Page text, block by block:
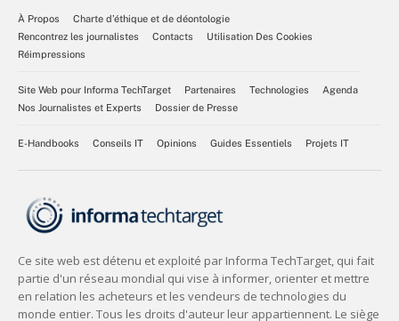
À Propos
Charte d’éthique et de déontologie
Rencontrez les journalistes
Contacts
Utilisation Des Cookies
Réimpressions
Site Web pour Informa TechTarget Partenaires Technologies
Agenda
Nos Journalistes et Experts
Dossier de Presse
E-Handbooks Conseils IT Opinions Guides Essentiels Projets IT